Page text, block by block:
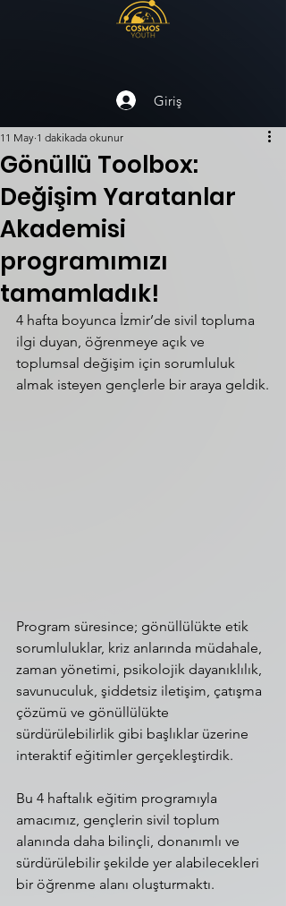
Giriş
Gönüllü Toolbox:
Değişim Yaratanlar
Akademisi
programımızı
tamamladık!
11 May 1 dakikada okunur
4 hafta boyunca İzmir’de sivil topluma
ilgi duyan, öğrenmeye açık ve
toplumsal değişim için sorumluluk
almak isteyen gençlerle bir araya geldik.
Program süresince; gönüllülükte etik
sorumluluklar, kriz anlarında müdahale,
zaman yönetimi, psikolojik dayanıklılık,
savunuculuk, şiddetsiz iletişim, çatışma
çözümü ve gönüllülükte
sürdürülebilirlik gibi başlıklar üzerine
interaktif eğitimler gerçekleştirdik.
Bu 4 haftalık eğitim programıyla
amacımız, gençlerin sivil toplum
alanında daha bilinçli, donanımlı ve
sürdürülebilir şekilde yer alabilecekleri
bir öğrenme alanı oluşturmaktı.